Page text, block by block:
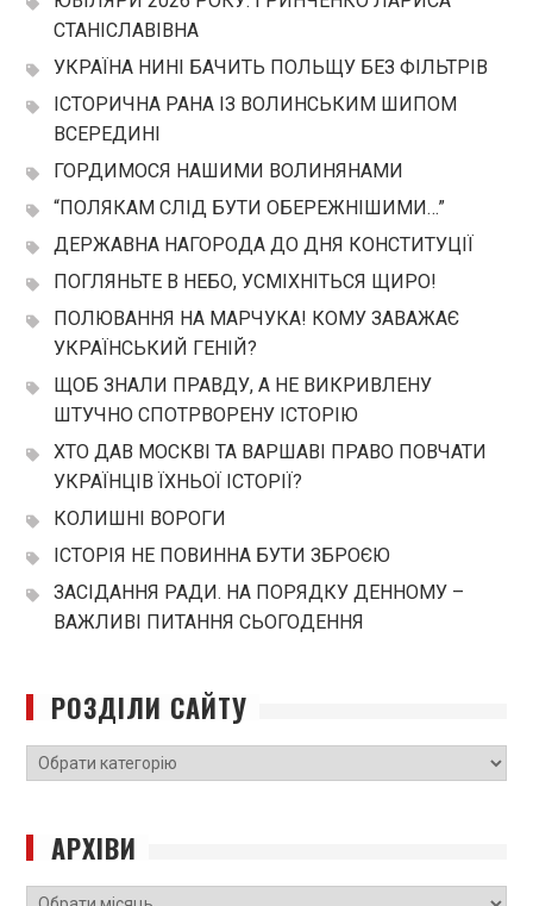
СТАНІСЛАВІВНА
УКРАЇНА НИНІ БАЧИТЬ ПОЛЬЩУ БЕЗ ФІЛЬТРІВ
ІСТОРИЧНА РАНА ІЗ ВОЛИНСЬКИМ ШИПОМ
ВСЕРЕДИНІ
ГОРДИМОСЯ НАШИМИ ВОЛИНЯНАМИ
“ПОЛЯКАМ СЛІД БУТИ ОБЕРЕЖНІШИМИ…”
ДЕРЖАВНА НАГОРОДА ДО ДНЯ КОНСТИТУЦІЇ
ПОГЛЯНЬТЕ В НЕБО, УСМІХНІТЬСЯ ЩИРО!
ПОЛЮВАННЯ НА МАРЧУКА! КОМУ ЗАВАЖАЄ
УКРАЇНСЬКИЙ ГЕНІЙ?
ЩОБ ЗНАЛИ ПРАВДУ, А НЕ ВИКРИВЛЕНУ
ШТУЧНО СПОТРВОРЕНУ ІСТОРІЮ
ХТО ДАВ МОСКВІ ТА ВАРШАВІ ПРАВО ПОВЧАТИ
УКРАЇНЦІВ ЇХНЬОЇ ІСТОРІЇ?
КОЛИШНІ ВОРОГИ
ІСТОРІЯ НЕ ПОВИННА БУТИ ЗБРОЄЮ
ЗАСІДАННЯ РАДИ. НА ПОРЯДКУ ДЕННОМУ –
ВАЖЛИВІ ПИТАННЯ СЬОГОДЕННЯ
РОЗДІЛИ САЙТУ
РОЗДІЛИ
САЙТУ
АРХІВИ
Архіви